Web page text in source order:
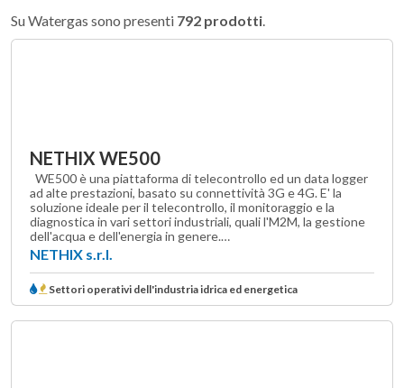
Su Watergas sono presenti 792 prodotti.
NETHIX WE500
WE500 è una piattaforma di telecontrollo ed un data logger
ad alte prestazioni, basato su connettività 3G e 4G. E' la
soluzione ideale per il telecontrollo, il monitoraggio e la
diagnostica in vari settori industriali, quali l'M2M, la gestione
dell'acqua e dell'energia in genere.…
NETHIX s.r.l.
Settori operativi dell'industria idrica ed energetica